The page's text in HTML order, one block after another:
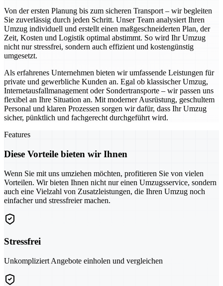
Von der ersten Planung bis zum sicheren Transport – wir begleiten
Sie zuverlässig durch jeden Schritt. Unser Team analysiert Ihren
Umzug individuell und erstellt einen maßgeschneiderten Plan, der
Zeit, Kosten und Logistik optimal abstimmt. So wird Ihr Umzug
nicht nur stressfrei, sondern auch effizient und kostengünstig
umgesetzt.
Als erfahrenes Unternehmen bieten wir umfassende Leistungen für
private und gewerbliche Kunden an. Egal ob klassischer Umzug,
Internetausfallmanagement oder Sondertransporte – wir passen uns
flexibel an Ihre Situation an. Mit moderner Ausrüstung, geschultem
Personal und klaren Prozessen sorgen wir dafür, dass Ihr Umzug
sicher, pünktlich und fachgerecht durchgeführt wird.
Features
Diese Vorteile bieten wir Ihnen
Wenn Sie mit uns umziehen möchten, profitieren Sie von vielen
Vorteilen. Wir bieten Ihnen nicht nur einen Umzugsservice, sondern
auch eine Vielzahl von Zusatzleistungen, die Ihren Umzug noch
einfacher und stressfreier machen.
Stressfrei
Unkompliziert Angebote einholen und vergleichen